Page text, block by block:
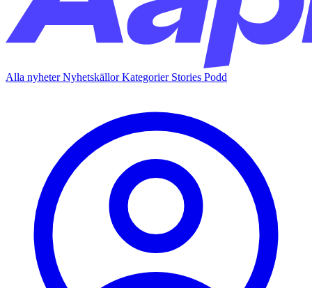
Alla nyheterNyhetskällorKategorier Stories Podd